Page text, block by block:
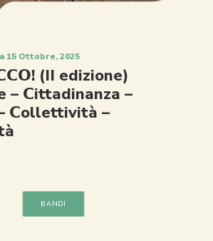
15 Ottobre, 2025
(II edizione)
– 𝗖ittadinanza –
𝗖ollettività –
BANDI